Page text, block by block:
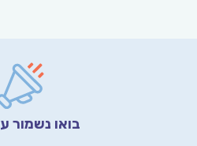
בואו נשמור